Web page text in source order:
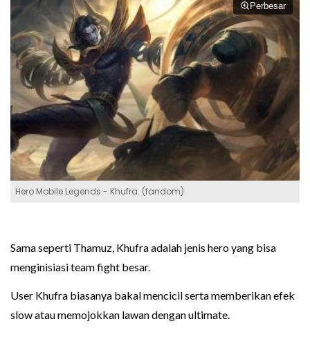
Perbesar
Hero Mobile Legends - Khufra. (fandom)
Sama seperti Thamuz, Khufra adalah jenis hero yang bisa
menginisiasi team fight besar.
User Khufra biasanya bakal mencicil serta memberikan efek
slow atau memojokkan lawan dengan ultimate.